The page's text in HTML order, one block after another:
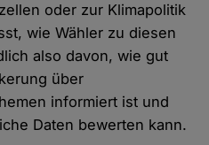
oder zur Klimapolitik
wie Wähler zu diesen
also davon, wie gut
über
informiert ist und
Daten bewerten kann.